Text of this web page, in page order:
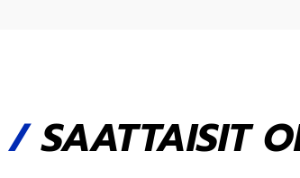
/SAATTAISIT